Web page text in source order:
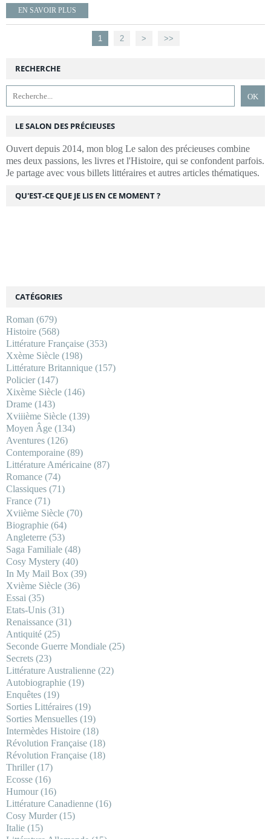
EN SAVOIR PLUS
1 2 > >>
RECHERCHE
LE SALON DES PRÉCIEUSES
Ouvert depuis 2014, mon blog Le salon des précieuses combine
mes deux passions, les livres et l'Histoire, qui se confondent parfois.
Je partage avec vous billets littéraires et autres articles thématiques.
CATÉGORIES
Roman (679)
Histoire (568)
Littérature Française (353)
Xxème Siècle (198)
Littérature Britannique (157)
Policier(147)
Xixème Siècle (146)
Drame (143)
Xviiième Siècle (139)
Moyen Âge (134)
Aventures (126)
Contemporaine (89)
Littérature Américaine (87)
Romance (74)
Classiques (71)
France (71)
Xviième Siècle (70)
Biographie (64)
Angleterre (53)
Saga Familiale (48)
Cosy Mystery (40)
In My Mail Box (39)
Xvième Siècle (36)
Essai (35)
Etats-Unis (31)
Renaissance (31)
Antiquité (25)
Seconde Guerre Mondiale (25)
Secrets (23)
Littérature Australienne (22)
Autobiographie (19)
Enquêtes (19)
Sorties Littéraires (19)
Sorties Mensuelles (19)
Intermèdes Histoire (18)
Révolution Française (18)
Révolution Française (18)
Thriller(17)
Ecosse (16)
Humour(16)
Littérature Canadienne (16)
Cosy Murder(15)
Italie (15)
QU'EST-CE QUE JE LIS EN CE MOMENT ?